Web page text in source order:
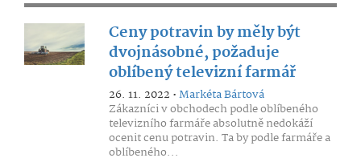
Ceny potravin by měly být
dvojnásobné, požaduje
oblíbený televizní farmář
26. 11. 2022 •Markéta Bártová
Zákazníci v obchodech podle oblíbeného
televizního farmáře absolutně nedokáží
ocenit cenu potravin. Ta by podle farmáře a
oblíbeného...